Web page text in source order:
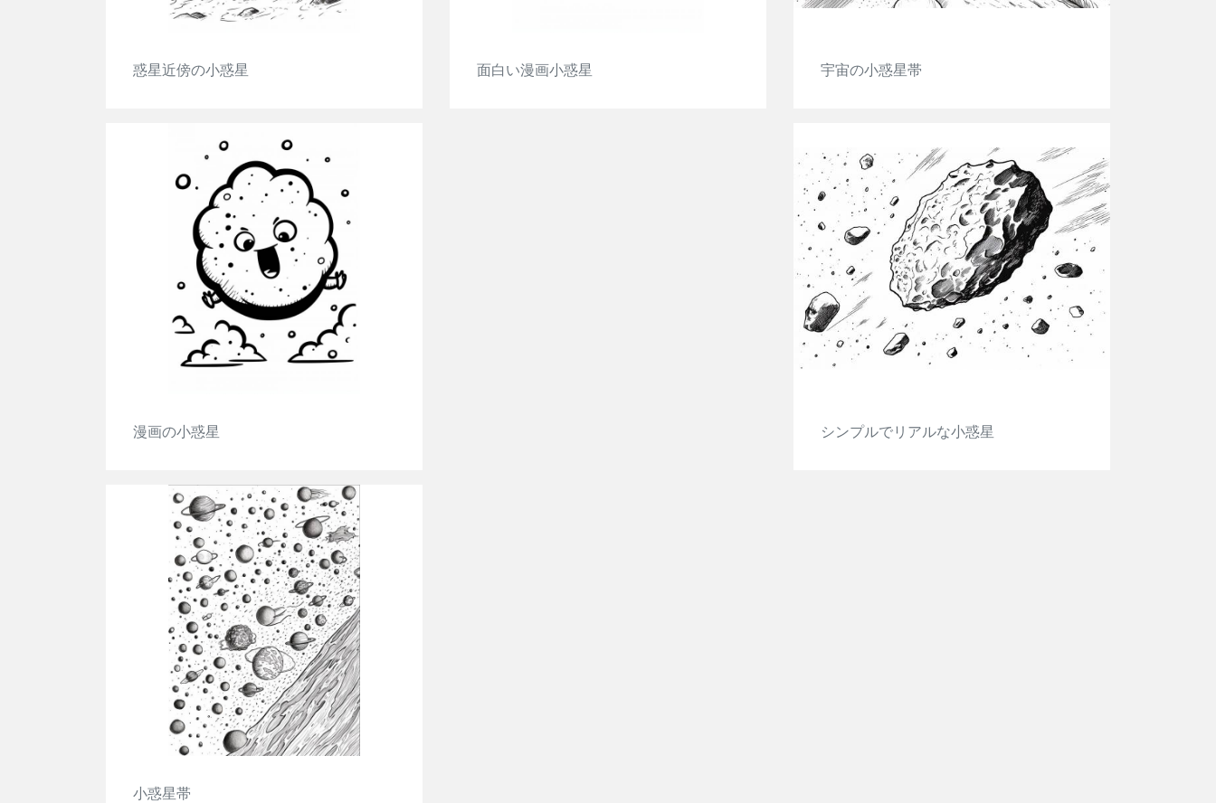
惑星近傍の小惑星 面白い漫画小惑星 宇宙の小惑星帯
漫画の小惑星 シンプルでリアルな小惑星
小惑星帯